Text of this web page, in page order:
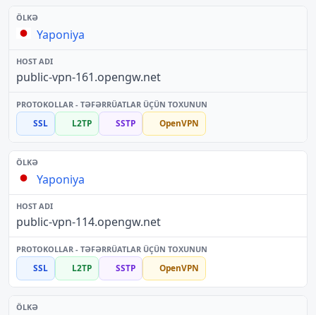
Yaponiya
public-vpn-161.opengw.net
SSL L2TP SSTP OpenVPN
Yaponiya
public-vpn-114.opengw.net
SSL L2TP SSTP OpenVPN